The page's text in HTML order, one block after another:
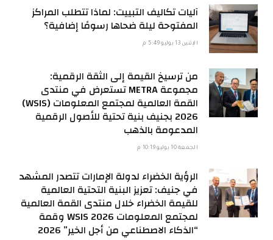
آليات تكاليف التبييت: لماذا تتطلب المراكز
المفتوحة ليلة ضحاها رسومًا إضافية؟
الإثنين 13 يوليو 5:49 م
من ترسيخ القيمة إلى الثقة الرقمية:
مجموعة METRA تستعرض في منتدى
القمة العالمية لمجتمع المعلومات (WSIS)
2026 بجنيف بنية تحتية للأصول الرقمية
المدعومة بالذهب
الجمعة 10 يوليو 10:19 م
الرؤية الخضراء لدولة الإمارات تتصدر المشهد
في جنيف: تعزيز البنية التحتية العالمية
للقيمة الخضراء خلال منتدى القمة العالمية
لمجتمع المعلومات WSIS 2026 وقمة
“الذكاء الاصطناعي من أجل الخير” 2026